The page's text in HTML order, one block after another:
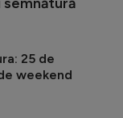
25 de
weekend